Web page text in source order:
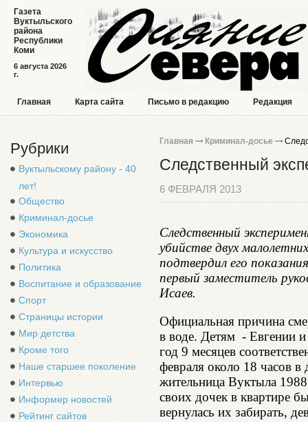
6 августа 2026
г.
Газета
Вуктыльского
района
Республики
Коми
Главная Карта сайта Письмо в редакцию Редакция
Рубрики
Вуктыльскому району - 40
лет!
Общество
Криминал-досье
Экономика
Культура и искусство
Политика
Воспитание и образование
Спорт
Страницы истории
Мир детства
Кроме того
Наше старшее поколение
Интервью
Информер новостей
Рейтинг сайтов
Главная Криминал-досье
Следственный
6 ФЕВРАЛЯ 2013
Следственный
убийстве двух
подтвердил его
первый заместитель
Исаев.
Официальная причина
в воде. Детям - Евгении
год 9 месяцев
февраля около 18 часов
жительница Вуктыла
своих дочек в квартире
вернулась их забирать,